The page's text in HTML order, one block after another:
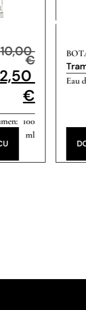
€
€
100
ml
Eau